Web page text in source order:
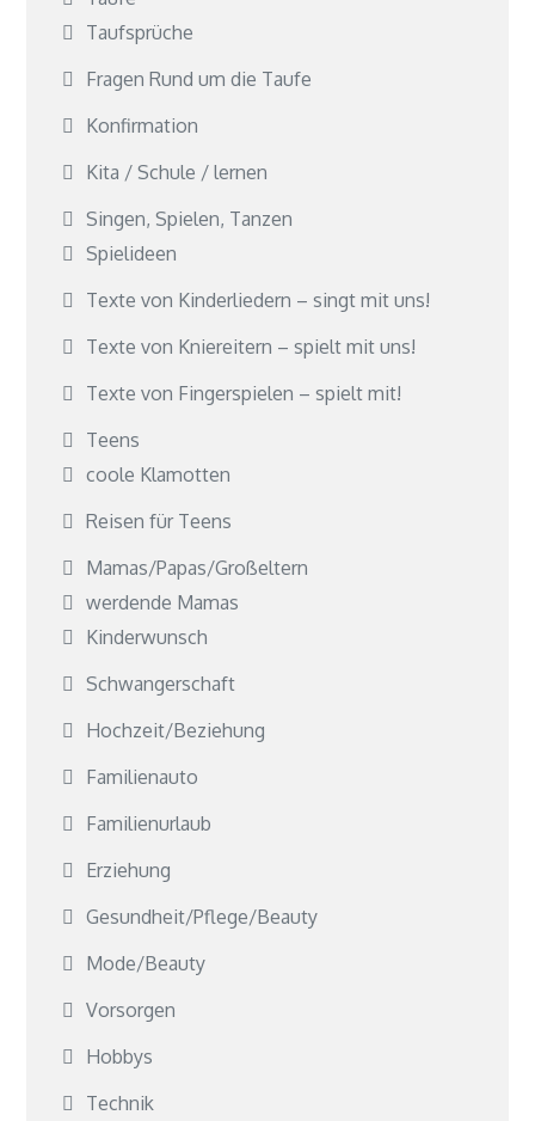
Taufsprüche
Fragen Rund um die Taufe
Konfirmation
Kita / Schule / lernen
Singen, Spielen, Tanzen
Spielideen
Texte von Kinderliedern – singt mit uns!
Texte von Kniereitern – spielt mit uns!
Texte von Fingerspielen – spielt mit!
Teens
coole Klamotten
Reisen für Teens
Mamas/Papas/Großeltern
werdende Mamas
Kinderwunsch
Schwangerschaft
Hochzeit/Beziehung
Familienauto
Familienurlaub
Erziehung
Gesundheit/Pflege/Beauty
Mode/Beauty
Vorsorgen
Hobbys
Technik